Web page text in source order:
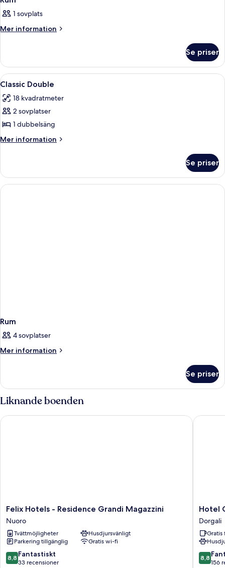
1 sovplats
Mer information
Mer
Se priser
Öppna
alla
foton
för
Classic
Double
Minibar, värdeförvaringsskåp på
4
Classic Double
18 kvadratmeter
2 sovplatser
1 dubbelsäng
Mer information
Mer
Double
Se priser
Rum
4 sovplatser
Mer information
Mer
Se priser
Liknande boenden
Felix
Hotels
-
Residence
Grandi
Magazzini
Nuoro
Felix Hotels - Residence Grandi Magazzini
Nuoro
Tvättmöjligheter
Husdjursvänligt
Parkering tillgänglig
Gratis wi-fi
8.8
av
8,8 Fantastiskt
33 recensioner
Felix Hotels - Residence Grandi Magazzini
Hotel
Costa
Dorada
Dorgali
Hotel
Dorgali
Gratis
8.8
av
8,8
156
Hotel